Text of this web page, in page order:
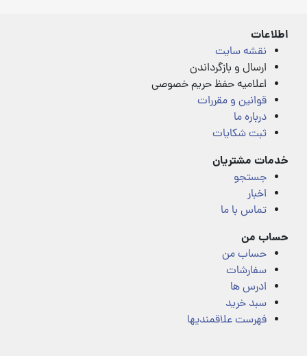
اطلاعات
نقشه سایت
ارسال و بازگرداندن
اعلامیه حفظ حریم خصوصی
قوانین و مقررات
درباره ما
ثبت شکایات
خدمات مشتریان
جستجو
اخبار
تماس با ما
حساب من
حساب من
سفارشات
ادرس ها
سبد خرید
فهرست علاقمندیها